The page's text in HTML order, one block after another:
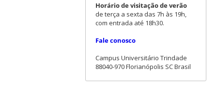
Horário de visitação de verão
de terça a sexta das 7h às 19h,
com entrada até 18h30.
Fale conosco
Campus Universitário Trindade
88040-970 Florianópolis SC Brasil